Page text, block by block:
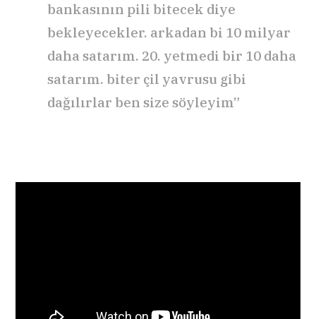
bankasının pili bitecek diye
bekleyecekler. arkadan bi 10 milyar
daha satarım. 20. yetmedi bir 10 daha
satarım. biter çil yavrusu gibi
dağılırlar ben size söyleyim”